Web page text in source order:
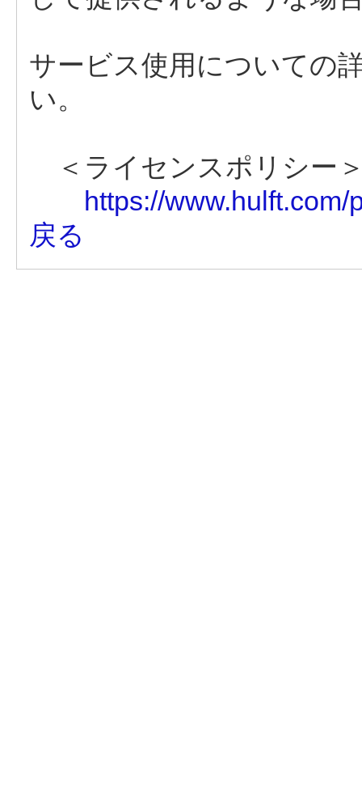
サービス使用についての
い。
＜ライセンスポリシー
https://www.hulft.com/
戻る